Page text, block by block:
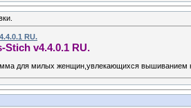
RU.
Stich v4.4.0.1 RU.
для милых женщин,увлекающихся вышиванием